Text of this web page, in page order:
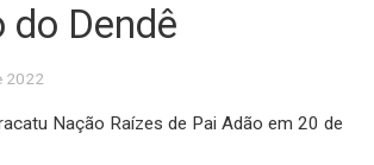
do Dendê
2022
Nação Raízes de Pai Adão em 20 de